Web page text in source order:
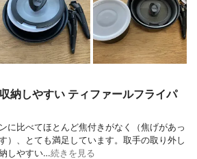
納しやすい ティファールフライパ
に比べてほとんど焦付きがなく（焦げがあっ
）、とても満足しています。取手の取り外し
しやすい…続きを見る